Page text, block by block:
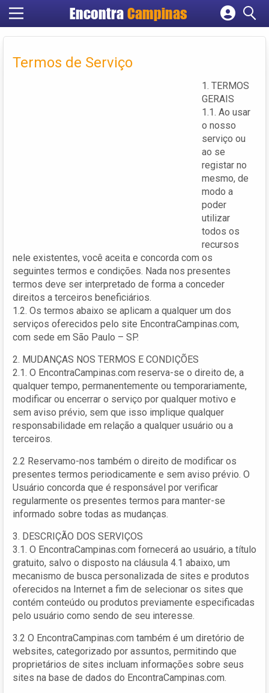
Encontra Campinas
Cadastrar empresa
Criar conta
Termos de Serviço
1. TERMOS
GERAIS
1.1. Ao usar
o nosso
serviço ou
ao se
registar no
mesmo, de
modo a
poder
utilizar
todos os
recursos
nele existentes, você aceita e concorda com os
seguintes termos e condições. Nada nos presentes
termos deve ser interpretado de forma a conceder
direitos a terceiros beneficiários.
1.2. Os termos abaixo se aplicam a qualquer um dos
serviços oferecidos pelo site EncontraCampinas.com,
com sede em São Paulo – SP.
2. MUDANÇAS NOS TERMOS E CONDIÇÕES
2.1. O EncontraCampinas.com reserva-se o direito de, a
qualquer tempo, permanentemente ou temporariamente,
modificar ou encerrar o serviço por qualquer motivo e
sem aviso prévio, sem que isso implique qualquer
responsabilidade em relação a qualquer usuário ou a
terceiros.
2.2 Reservamo-nos também o direito de modificar os
presentes termos periodicamente e sem aviso prévio. O
Usuário concorda que é responsável por verificar
regularmente os presentes termos para manter-se
informado sobre todas as mudanças.
3. DESCRIÇÃO DOS SERVIÇOS
3.1. O EncontraCampinas.com fornecerá ao usuário, a título
gratuito, salvo o disposto na cláusula 4.1 abaixo, um
mecanismo de busca personalizada de sites e produtos
oferecidos na Internet a fim de selecionar os sites que
contém conteúdo ou produtos previamente especificadas
pelo usuário como sendo de seu interesse.
3.2 O EncontraCampinas.com também é um diretório de
websites, categorizado por assuntos, permitindo que
proprietários de sites incluam informações sobre seus
sites na base de dados do EncontraCampinas.com.